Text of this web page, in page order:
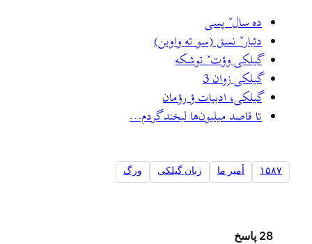
ده سالˇ پسی
دئبارˇ نسق (سو ته واوین)
گیلکی وؤتˇ توشکه
گیلکی زوان 3
گیلکی، ادبیات ؤ رؤمان
تا قاصد میلیون‌ها لبخند گردم…
۱۵۸۷ أمير ما زبان گیلکی ورگ
28 پاسخ